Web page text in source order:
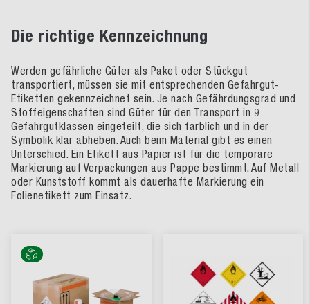
Die richtige Kennzeichnung
Werden gefährliche Güter als Paket oder Stückgut
transportiert, müssen sie mit entsprechenden Gefahrgut-
Etiketten gekennzeichnet sein. Je nach Gefährdungsgrad und
Stoffeigenschaften sind Güter für den Transport in 9
Gefahrgutklassen eingeteilt, die sich farblich und in der
Symbolik klar abheben. Auch beim Material gibt es einen
Unterschied. Ein Etikett aus Papier ist für die temporäre
Markierung auf Verpackungen aus Pappe bestimmt. Auf Metall
oder Kunststoff kommt als dauerhafte Markierung ein
Folienetikett zum Einsatz.